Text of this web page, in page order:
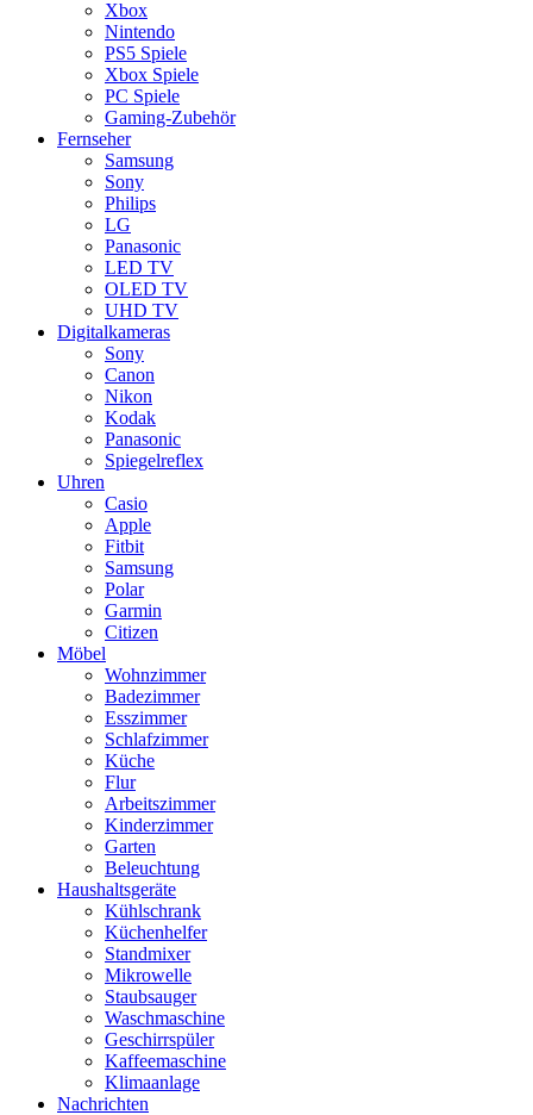
Xbox
Nintendo
PS5 Spiele
Xbox Spiele
PC Spiele
Gaming-Zubehör
Fernseher
Samsung
Sony
Philips
LG
Panasonic
LED TV
OLED TV
UHD TV
Digitalkameras
Sony
Canon
Nikon
Kodak
Panasonic
Spiegelreflex
Uhren
Casio
Apple
Fitbit
Samsung
Polar
Garmin
Citizen
Möbel
Wohnzimmer
Badezimmer
Esszimmer
Schlafzimmer
Küche
Flur
Arbeitszimmer
Kinderzimmer
Garten
Beleuchtung
Haushaltsgeräte
Kühlschrank
Küchenhelfer
Standmixer
Mikrowelle
Staubsauger
Waschmaschine
Geschirrspüler
Kaffeemaschine
Klimaanlage
Nachrichten